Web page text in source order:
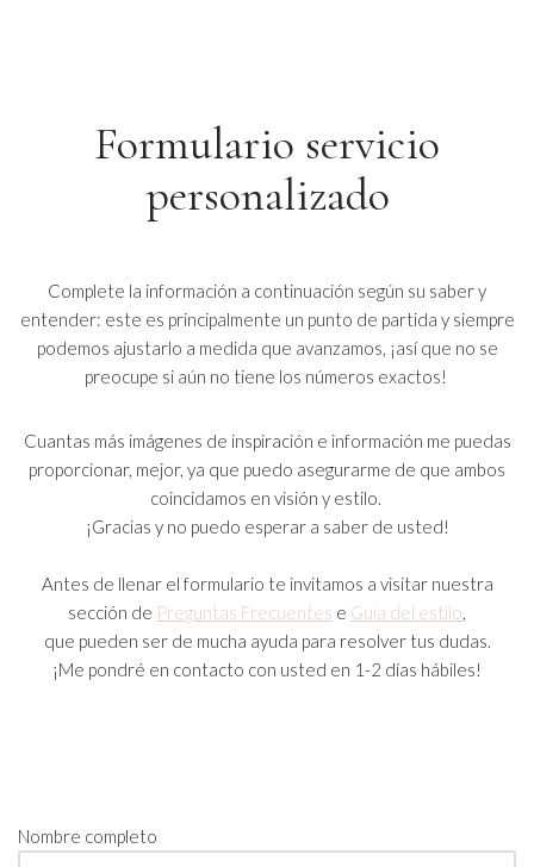
Formulario servicio
personalizado
Complete la información a continuación según su saber y
entender: este es principalmente un punto de partida y siempre
podemos ajustarlo a medida que avanzamos, ¡así que no se
preocupe si aún no tiene los números exactos!
Cuantas más imágenes de inspiración e información me puedas
proporcionar, mejor, ya que puedo asegurarme de que ambos
coincidamos en visión y estilo.
¡Gracias y no puedo esperar a saber de usted!
Antes de llenar el formulario te invitamos a visitar nuestra
sección de Preguntas Frecuentes e Guia del estilo,
que pueden ser de mucha ayuda para resolver tus dudas.
¡Me pondré en contacto con usted en 1-2 días hábiles!
Nombre completo